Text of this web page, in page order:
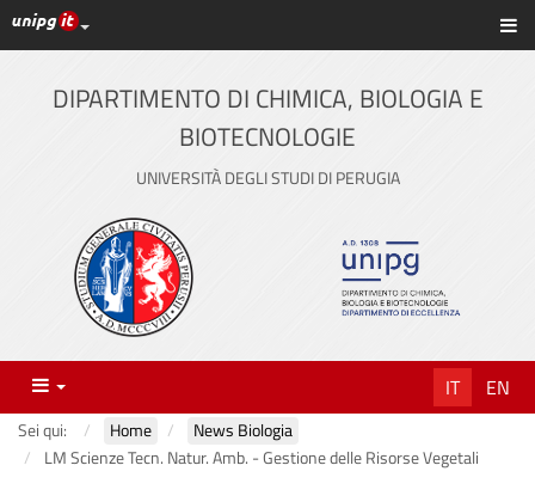
Vai
al
contenuto
principale
Link ai principali servizi web di Ateneo
DIPARTIMENTO DI CHIMICA, BIOLOGIA E
BIOTECNOLOGIE
UNIVERSITÀ DEGLI STUDI DI PERUGIA
Menu IT EN
Sei qui: Home
News Biologia
LM Scienze Tecn. Natur. Amb. - Gestione delle Risorse Vegetali